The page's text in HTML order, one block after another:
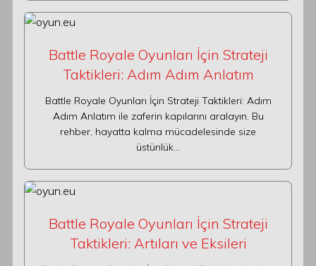
Battle Royale Oyunları İçin Strateji
Taktikleri: Adım Adım Anlatım
Battle Royale Oyunları İçin Strateji Taktikleri: Adım
Adım Anlatım ile zaferin kapılarını aralayın. Bu
rehber, hayatta kalma mücadelesinde size
üstünlük…
Battle Royale Oyunları İçin Strateji
Taktikleri: Artıları ve Eksileri